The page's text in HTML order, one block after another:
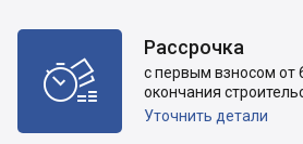

Рассрочка
с первым взносом от
окончания
Уточнить детали